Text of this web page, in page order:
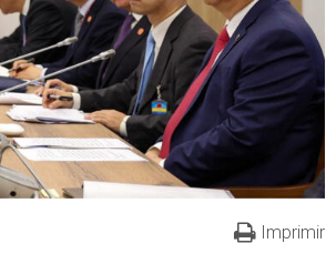
Imprimir